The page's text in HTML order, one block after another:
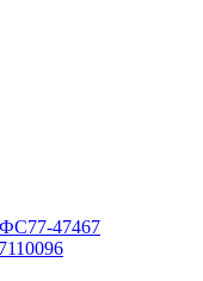
47467